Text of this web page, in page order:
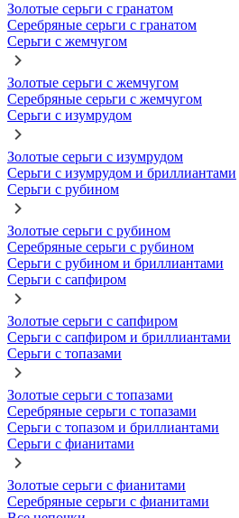
Золотые серьги с гранатом
Серебряные серьги с гранатом
Серьги с жемчугом
Золотые серьги с жемчугом
Серебряные серьги с жемчугом
Серьги с изумрудом
Золотые серьги с изумрудом
Серьги с изумрудом и бриллиантами
Серьги с рубином
Золотые серьги с рубином
Серебряные серьги с рубином
Серьги с рубином и бриллиантами
Серьги с сапфиром
Золотые серьги с сапфиром
Серьги с сапфиром и бриллиантами
Серьги с топазами
Золотые серьги с топазами
Серебряные серьги с топазами
Серьги с топазом и бриллиантами
Серьги с фианитами
Золотые серьги с фианитами
Серебряные серьги с фианитами